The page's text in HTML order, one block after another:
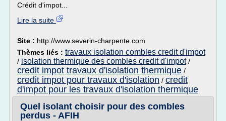
Crédit d'impot...
Lire la suite
Site : http://www.severin-charpente.com
Thèmes liés : travaux isolation combles credit d'impot
/ isolation thermique des combles credit d'impot/
credit impot travaux d'isolation thermique /
credit impot pour travaux d'isolation / credit
d'impot pour les travaux d'isolation thermique
Quel isolant choisir pour des combles
perdus - AFIH